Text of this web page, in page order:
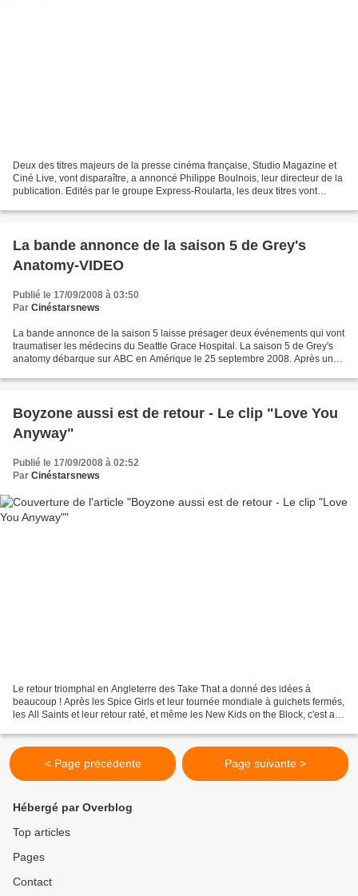
Deux des titres majeurs de la presse cinéma française, Studio Magazine et
Ciné Live, vont disparaître, a annoncé Philippe Boulnois, leur directeur de la
publication. Edités par le groupe Express-Roularta, les deux titres vont
La bande annonce de la saison 5 de Grey's
Anatomy-VIDEO
Publié le 17/09/2008 à 03:50
Par Cinéstarsnews
La bande annonce de la saison 5 laisse présager deux événements qui vont
traumatiser les médecins du Seattle Grace Hospital. La saison 5 de Grey's
anatomy débarque sur ABC en Amérique le 25 septembre 2008. Après une
Boyzone aussi est de retour - Le clip "Love You
Anyway"
Publié le 17/09/2008 à 02:52
Par Cinéstarsnews
Le retour triomphal en Angleterre des Take That a donné des idées à
beaucoup ! Après les Spice Girls et leur tournée mondiale à guichets fermés,
les All Saints et leur retour raté, et même les New Kids on the Block, c'est au
< Page précédente Page suivante >
Hébergé par Overblog
Top articles
Pages
Contact